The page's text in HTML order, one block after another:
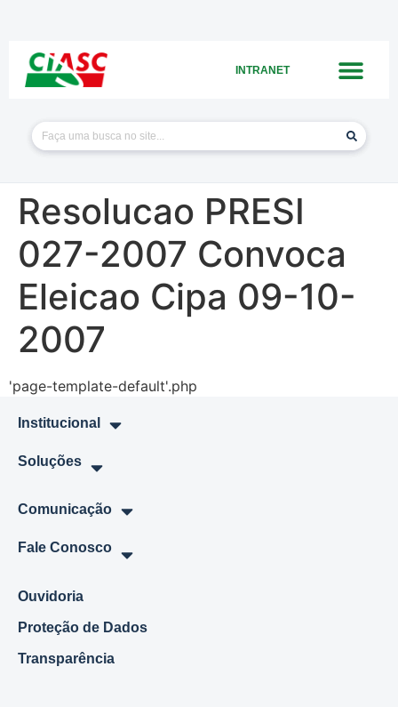
INTRANET
Resolucao PRESI
027-2007 Convoca
Eleicao Cipa 09-10-
2007
'page-template-default'.php
Institucional
Soluções
Comunicação
Fale Conosco
Ouvidoria
Proteção de Dados
Transparência